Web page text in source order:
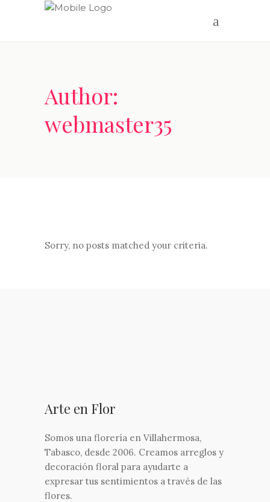
Author:
webmaster35
Sorry, no posts matched your criteria.
Arte en Flor
Somos una florería en Villahermosa,
Tabasco, desde 2006. Creamos arreglos y
decoración floral para ayudarte a
expresar tus sentimientos a través de las
flores.